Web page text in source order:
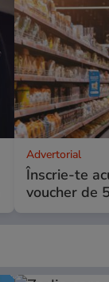
Advertorial
Înscrie-te
voucher de